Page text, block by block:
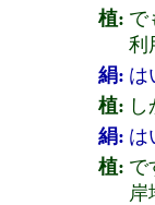
植: で
利
絹: は
植:
絹: は
植: で
岸